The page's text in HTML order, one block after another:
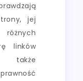
jej
linków
także